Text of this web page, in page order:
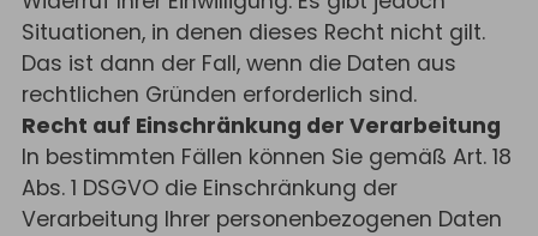
Situationen, in denen dieses Recht nicht gilt.
Das ist dann der Fall, wenn die Daten aus
rechtlichen Gründen erforderlich sind.
Recht auf Einschränkung der Verarbeitung
In bestimmten Fällen können Sie gemäß Art. 18
Abs. 1 DSGVO die Einschränkung der
Verarbeitung Ihrer personenbezogenen Daten